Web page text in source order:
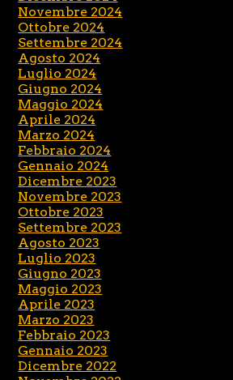
Novembre 2024
Ottobre 2024
Settembre 2024
Agosto 2024
Luglio 2024
Giugno 2024
Maggio 2024
Aprile 2024
Marzo 2024
Febbraio 2024
Gennaio 2024
Dicembre 2023
Novembre 2023
Ottobre 2023
Settembre 2023
Agosto 2023
Luglio 2023
Giugno 2023
Maggio 2023
Aprile 2023
Marzo 2023
Febbraio 2023
Gennaio 2023
Dicembre 2022